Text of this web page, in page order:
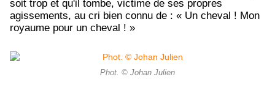
soit trop et qu'il tombe, victime de ses propres
agissements, au cri bien connu de : « Un cheval ! Mon
royaume pour un cheval ! »
Phot. © Johan Julien